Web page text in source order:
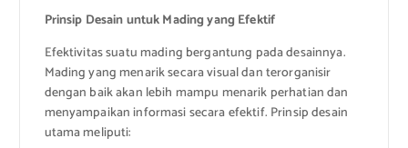
Prinsip Desain untuk Mading yang Efektif
Efektivitas suatu mading bergantung pada desainnya.
Mading yang menarik secara visual dan terorganisir
dengan baik akan lebih mampu menarik perhatian dan
menyampaikan informasi secara efektif. Prinsip desain
utama meliputi: